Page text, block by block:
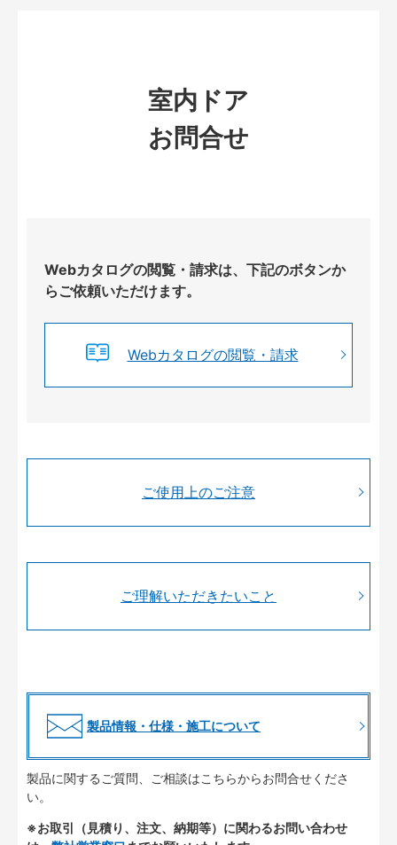
室内ドア
お問合せ
Webカタログの閲覧・請求は、下記のボタンか
らご依頼いただけます。
Webカタログの閲覧・請求
ご使用上のご注意
ご理解いただきたいこと
製品情報・仕様・施工について
製品に関するご質問、ご相談はこちらからお問合せくださ
い。
※お取引（見積り、注文、納期等）に関わるお問い合わせ